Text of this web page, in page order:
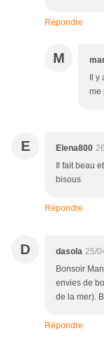
Répondre
M
Il
me
E Elena800
Il fait beau
bisous
Répondre
D dasola 25/
Bonsoir
envies de
de la mer).
Répondre